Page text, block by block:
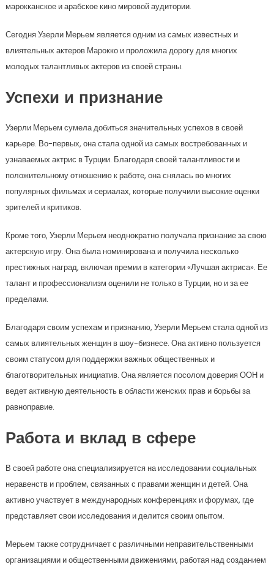
марокканское и арабское кино мировой аудитории.
Сегодня Узерли Мерьем является одним из самых известных и
влиятельных актеров Марокко и проложила дорогу для многих
молодых талантливых актеров из своей страны.
Успехи и признание
Узерли Мерьем сумела добиться значительных успехов в своей
карьере. Во-первых, она стала одной из самых востребованных и
узнаваемых актрис в Турции. Благодаря своей талантливости и
положительному отношению к работе, она снялась во многих
популярных фильмах и сериалах, которые получили высокие оценки
зрителей и критиков.
Кроме того, Узерли Мерьем неоднократно получала признание за свою
актерскую игру. Она была номинирована и получила несколько
престижных наград, включая премии в категории «Лучшая актриса». Ее
талант и профессионализм оценили не только в Турции, но и за ее
пределами.
Благодаря своим успехам и признанию, Узерли Мерьем стала одной из
самых влиятельных женщин в шоу-бизнесе. Она активно пользуется
своим статусом для поддержки важных общественных и
благотворительных инициатив. Она является посолом доверия ООН и
ведет активную деятельность в области женских прав и борьбы за
равноправие.
Работа и вклад в сфере
В своей работе она специализируется на исследовании социальных
неравенств и проблем, связанных с правами женщин и детей. Она
активно участвует в международных конференциях и форумах, где
представляет свои исследования и делится своим опытом.
Мерьем также сотрудничает с различными неправительственными
организациями и общественными движениями, работая над созданием